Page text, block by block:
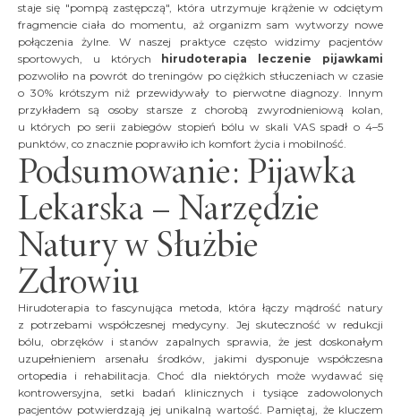
staje się "pompą zastępczą", która utrzymuje krążenie w odciętym
fragmencie ciała do momentu, aż organizm sam wytworzy nowe
połączenia żylne. W naszej praktyce często widzimy pacjentów
sportowych, u których
hirudoterapia leczenie pijawkami
pozwoliło na powrót do treningów po ciężkich stłuczeniach w czasie
o 30% krótszym niż przewidywały to pierwotne diagnozy. Innym
przykładem są osoby starsze z chorobą zwyrodnieniową kolan,
u których po serii zabiegów stopień bólu w skali VAS spadł o 4–5
punktów, co znacznie poprawiło ich komfort życia i mobilność.
Podsumowanie: Pijawka
Lekarska – Narzędzie
Natury w Służbie
Zdrowiu
Hirudoterapia to fascynująca metoda, która łączy mądrość natury
z potrzebami współczesnej medycyny. Jej skuteczność w redukcji
bólu, obrzęków i stanów zapalnych sprawia, że jest doskonałym
uzupełnieniem arsenału środków, jakimi dysponuje współczesna
ortopedia i rehabilitacja. Choć dla niektórych może wydawać się
kontrowersyjna, setki badań klinicznych i tysiące zadowolonych
pacjentów potwierdzają jej unikalną wartość. Pamiętaj, że kluczem